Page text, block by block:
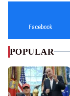
Facebook
POPULAR